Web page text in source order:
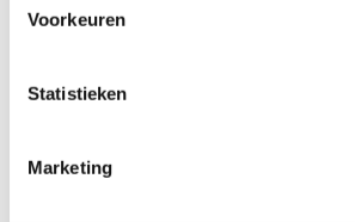
Voorkeuren
Statistieken
Marketing
Naast het spelen van wedstrijden
freestyle moves en handige skills
Voor wie?